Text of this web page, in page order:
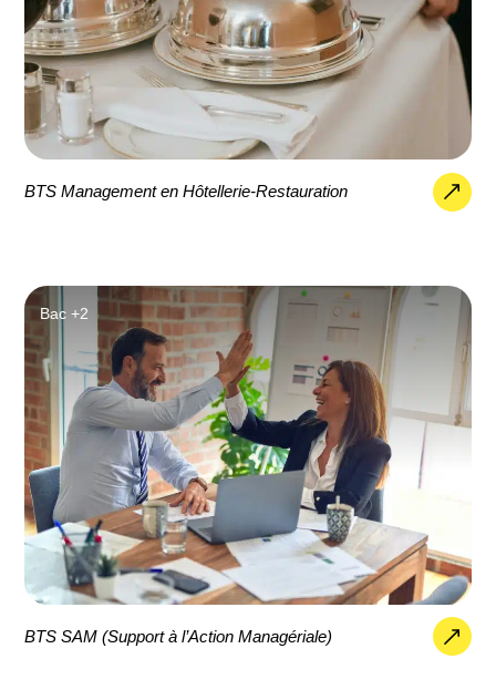
BTS Management en Hôtellerie-Restauration
Bac +2
BTS SAM (Support à l’Action Managériale)